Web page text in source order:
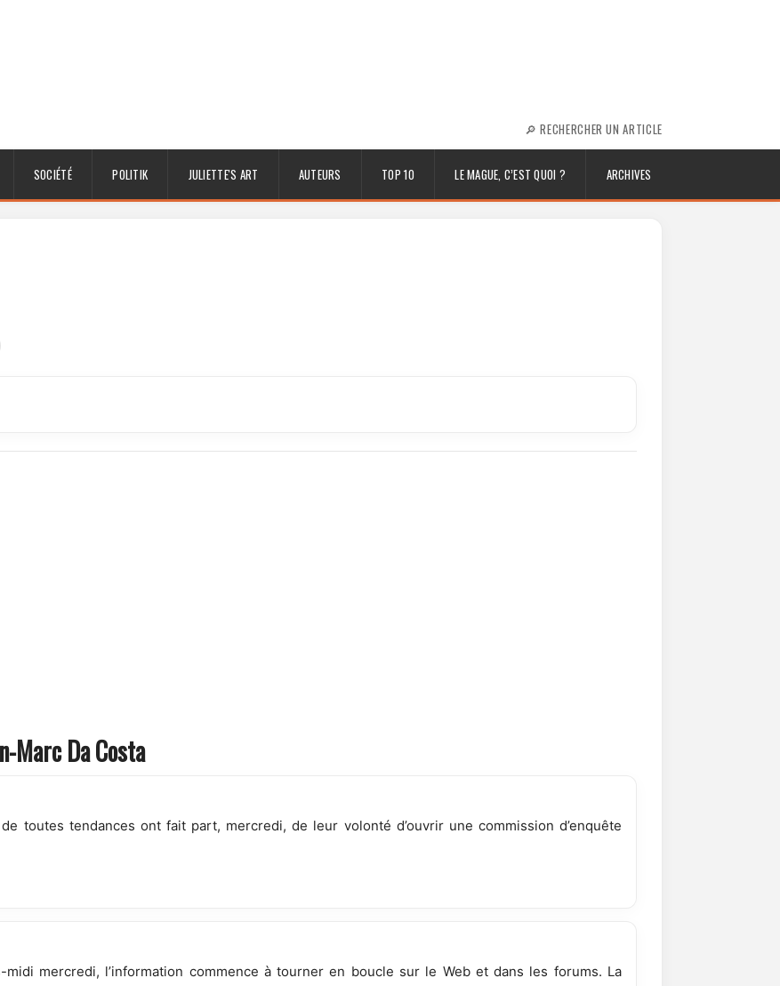
🔎 RECHERCHER UN ARTICLE
SOCIÉTÉ POLITIK JULIETTE'S ART AUTEURS TOP 10 LE MAGUE, C’EST QUOI ? ARCHIVES
Marc Da Costa
toutes tendances ont fait part, mercredi, de leur volonté d’ouvrir une commission d’enquête
midi mercredi, l’information commence à tourner en boucle sur le Web et dans les forums. La